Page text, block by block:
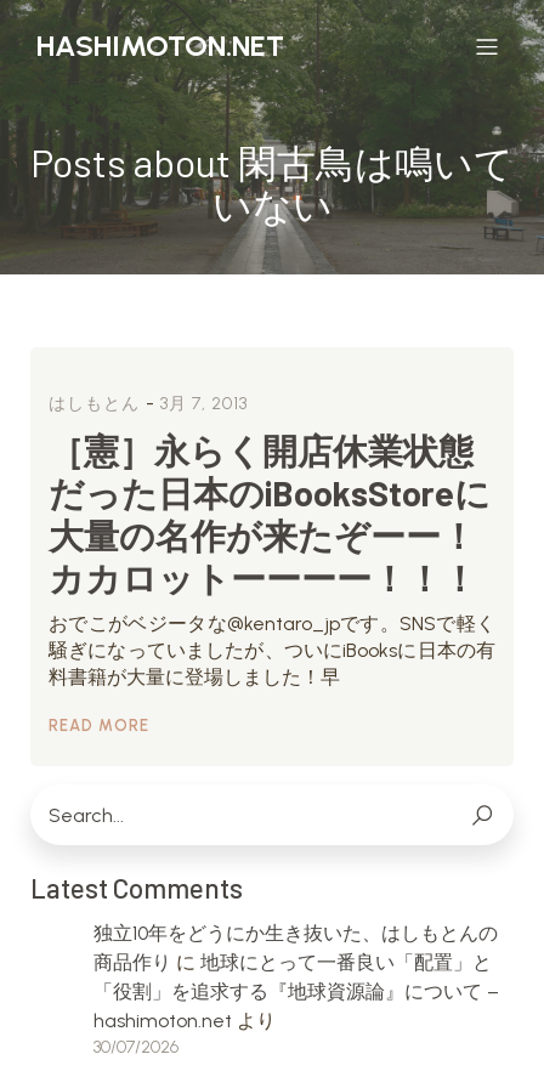
HASHIMOTON.NET
Posts about 閑古鳥は鳴いて
いない
はしもとん - 3月 7, 2013
［憲］永らく開店休業状態
だった日本のiBooksStoreに
大量の名作が来たぞーー！
カカロットーーーー！！！
おでこがベジータな@kentaro_jpです。SNSで軽く
騒ぎになっていましたが、ついにiBooksに日本の有
料書籍が大量に登場しました！早
READ MORE
Latest Comments
独立10年をどうにか生き抜いた、はしもとんの
商品作り に 地球にとって一番良い「配置」と
「役割」を追求する『地球資源論』について –
hashimoton.net より
30/07/2026